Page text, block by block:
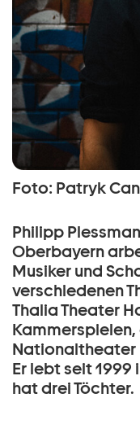
Foto: Patryk
Philipp
Oberbayern
Musiker und
verschiedenen
Thalia Theater
Nationaltheater
Er lebt seit 1999
hat drei Töchter.